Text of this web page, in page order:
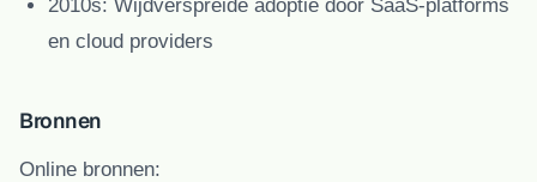
2010s: Wijdverspreide adoptie door SaaS-platforms
en cloud providers
Bronnen
Online bronnen: